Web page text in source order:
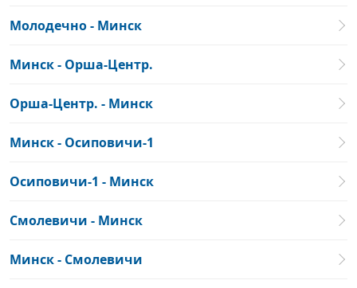
Молодечно - Минск
Минск - Орша-Центр.
Орша-Центр. - Минск
Минск - Осиповичи-1
Осиповичи-1 - Минск
Смолевичи - Минск
Минск - Смолевичи